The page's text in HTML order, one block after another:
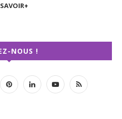
NOUS !